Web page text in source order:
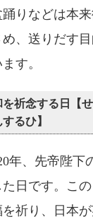
りなどは本
、送りだす
す。
祈念する日【
るひ】
年、先帝陛下
日です。こ
祈り、日本